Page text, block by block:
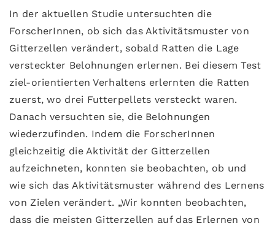
In der aktuellen Studie untersuchten die
ForscherInnen, ob sich das Aktivitätsmuster von
Gitterzellen verändert, sobald Ratten die Lage
versteckter Belohnungen erlernen. Bei diesem Test
ziel-orientierten Verhaltens erlernten die Ratten
zuerst, wo drei Futterpellets versteckt waren.
Danach versuchten sie, die Belohnungen
wiederzufinden. Indem die ForscherInnen
gleichzeitig die Aktivität der Gitterzellen
aufzeichneten, konnten sie beobachten, ob und
wie sich das Aktivitätsmuster während des Lernens
von Zielen verändert. „Wir konnten beobachten,
dass die meisten Gitterzellen auf das Erlernen von